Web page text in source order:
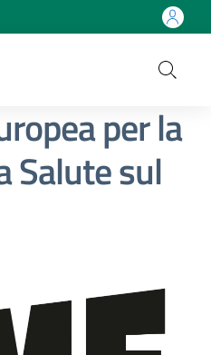
per la
Salute sul